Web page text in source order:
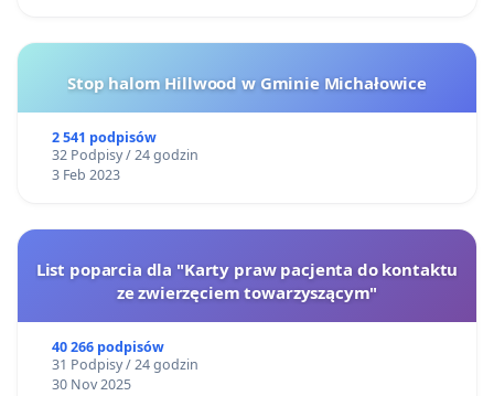
Stop halom Hillwood w Gminie Michałowice
2 541 podpisów
32 Podpisy / 24 godzin
3 Feb 2023
List poparcia dla "Karty praw pacjenta do kontaktu
ze zwierzęciem towarzyszącym"
40 266 podpisów
31 Podpisy / 24 godzin
30 Nov 2025